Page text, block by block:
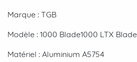
Marque : TGB
Modèle : 1000 Blade1000 LTX Blade
Matériel : Aluminium A5754